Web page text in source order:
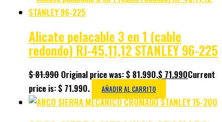
Alicate pelacable 3 en 1 (cable
redondo) RJ-45,11,12 STANLEY 96-225
$81.990 Original price was: $ 81.990.$ 71.990Current
price is: $ 71.990.
AÑADIR AL CARRITO